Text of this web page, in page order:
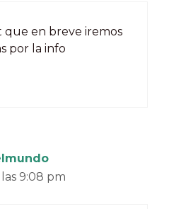
en breve iremos
por la info
9:08 pm